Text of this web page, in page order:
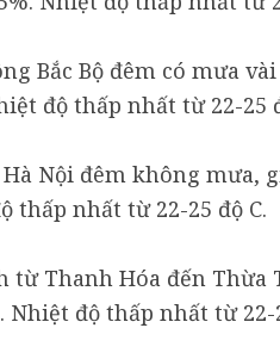
Bắc Bộ đêm có mưa
độ thấp nhất từ 22-25
Nội đêm không mưa,
thấp nhất từ 22-25 độ C.
từ Thanh Hóa đến
Nhiệt độ thấp nhất từ 22-